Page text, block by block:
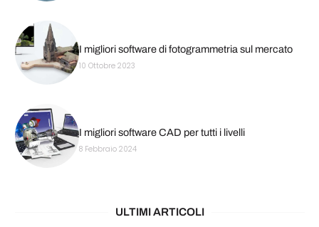
I migliori software di fotogrammetria sul mercato
10 Ottobre 2023
I migliori software CAD per tutti i livelli
8 Febbraio 2024
ULTIMI ARTICOLI